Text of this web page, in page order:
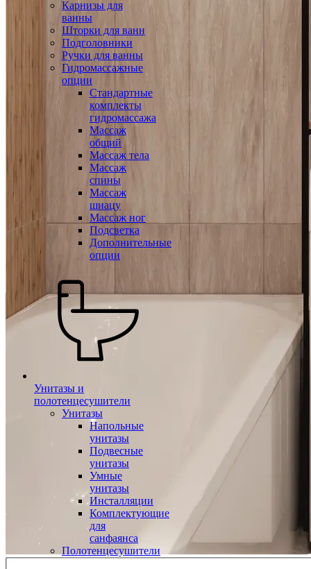
Карнизы для
ванны
Шторки для ванн
Подголовники
Ручки для ванны
Гидромассажные
опции
Стандартные
комплекты
гидромассажа
Массаж
общий
Массаж тела
Массаж
спины
Массаж
шиацу
Массаж ног
Подсветка
Дополнительные
опции
Унитазы и
полотенцесушители
Унитазы
Напольные
унитазы
Подвесные
унитазы
Умные
унитазы
Инсталляции
Комплектующие
для
санфаянса
Полотенцесушители